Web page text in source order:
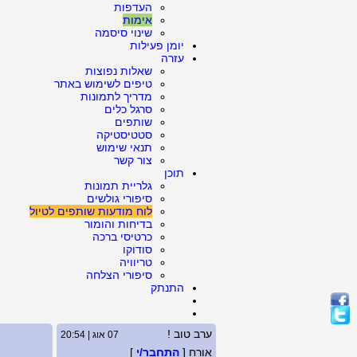
העדפות
אימות
שינוי סיסמה
יומן פעילות
עזרה
שאלות נפוצות
טיפים לשימוש באתר
מדריך לתמונות
סרגל כלים
שותפים
סטטיסטיקה
תנאי שימוש
צור קשר
תוכן
גלריית תמונות
סיפורי גולשים
לוח מודעות שותפים לטיול
בדיחות והומור
כרטיסי ברכה
סודוקו
טריוויה
סיפורי הצלחה
התנתק
ערב טוב ! 07 אוג | 20:54
אורח [ התחבר/י ]